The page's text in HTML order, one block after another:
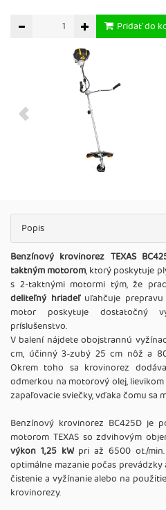
Pridať do
Popis
Benzínový krovinorez TEXAS
taktným motorom, ktorý poskytuje
s 2-taktnými motormi tým, že
deliteľný hriadeľuľahčuje prepravu
motor poskytuje dostatočný
príslušenstvo.
V balení nájdete obojstrannú
cm, účinný 3-zubý 25 cm nôž a
Okrem toho sa krovinorez
odmerkou na motorový olej,
zapaľovacie sviečky, vďaka čomu sa
Benzínový krovinorez BC425D je
motorom TEXAS so zdvihovým
výkon 1,25 kWpri až 6500 ot./
optimálne mazanie počas
čistenie a vyžínanie alebo na
krovinorezy.